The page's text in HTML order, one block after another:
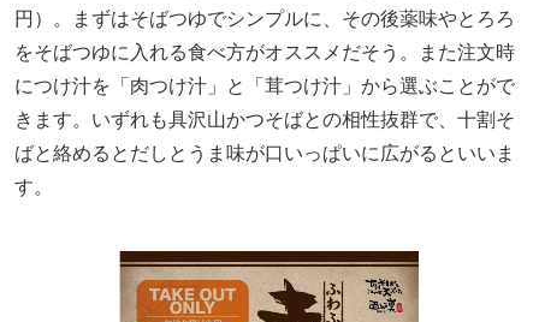
円）。まずはそばつゆでシンプルに、その後薬味やとろろ
をそばつゆに入れる食べ方がオススメだそう。また注文時
につけ汁を「肉つけ汁」と「茸つけ汁」から選ぶことがで
きます。いずれも具沢山かつそばとの相性抜群で、十割そ
ばと絡めるとだしとうま味が口いっぱいに広がるといいま
す。